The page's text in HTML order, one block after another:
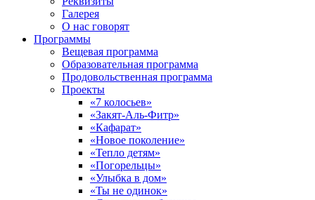
Галерея
О нас говорят
Программы
Вещевая программа
Образовательная программа
Продовольственная программа
Проекты
«7 колосьев»
«Закят-Аль-Фитр»
«Кафарат»
«Новое поколение»
«Тепло детям»
«Погорельцы»
«Улыбка в дом»
«Ты не одинок»